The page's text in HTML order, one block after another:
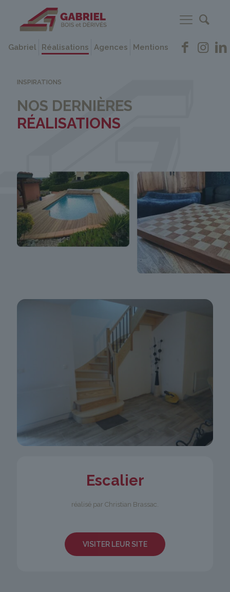
Gabriel Réalisations Agences Mentions
INSPIRATIONS
NOS DERNIÈRES
RÉALISATIONS
Escalier
réalisé par Christian Brassac.
VISITER LEUR SITE